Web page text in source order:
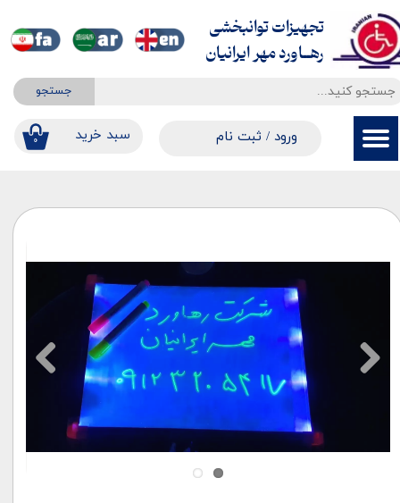
جستجو
۰ ​​سبد خرید ورود / ثبت نام
حساب کاربری من
سفارشات
خروج از حساب کاربری
تجهیزات توانبخشی
​​​​​​​رهــاورد مهر ایرانیان